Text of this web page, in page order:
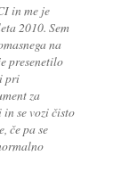
in me je
2010. Sem
na
presenetilo
pri
za
se vozi čisto
če pa se